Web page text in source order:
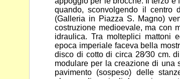
quando, sconvolgendo il
(Galleria in Piazza S. Magno)
costruzione medioevale, ma con
idraulica. Tra molteplici mattoni
epoca imperiale faceva bella
disco di cotto di circa 28⁄30 cm.
modulare per la creazione di una
pavimento (sospeso) delle